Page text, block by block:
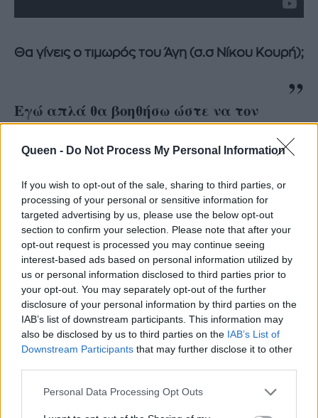
Queen - Do Not Process My Personal Information
If you wish to opt-out of the sale, sharing to third parties, or
processing of your personal or sensitive information for
targeted advertising by us, please use the below opt-out
section to confirm your selection. Please note that after your
opt-out request is processed you may continue seeing
interest-based ads based on personal information utilized by
us or personal information disclosed to third parties prior to
your opt-out. You may separately opt-out of the further
disclosure of your personal information by third parties on the
IAB’s list of downstream participants. This information may
also be disclosed by us to third parties on the IAB’s List of
Downstream Participants that may further disclose it to other
Personal Data Processing Opt Outs
Θα γίνεις ο τιμωρός του Άγη (σ.σ Νίκου Κουρή);
Εγώ απλά θα βοηθήσω ώστε να τον
καταστάσεις με τέτοιον τρόπο ώστε να
αποκαλυφθεί σε όλους ποιος είναι
πραγματικά ο Άγης. Όλοι βέβαια ξέρουν
ότι λέει ψέματα, αλλά ενδεχομένως δεν
θέλουν να το αποδεχτούν.
Εκείνος παίζει στα όρια, νιώθει ότι είναι πιο
έξυπνος από όλους τους άλλους, αλλά δεν
καταλαβαίνει πως ουσιαστικά το έχει χάσει το
παιχνίδι. Ήταν υπέροχη η συνεργασία μου
τόσο με τον Νίκο Κουρή όσο και με τη
Μαριλίτα Λαμπροπούλου. Και φυσικά με τον